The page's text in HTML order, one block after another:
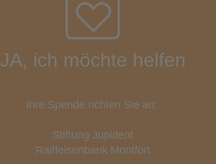
JA, ich möchte helfen
Ihre Spende richten Sie an:
Stiftung Jupident
Raiffeisenbank Montfort